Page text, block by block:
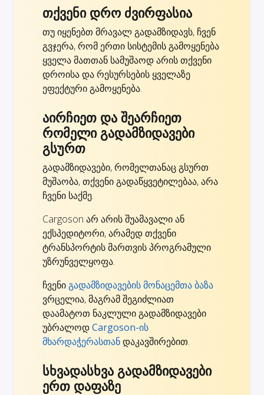
თქვენი დრო ძვირფასია
თუ იყენებთ მრავალ გადამზიდავს, ჩვენ
გვჯერა, რომ ერთი სისტემის გამოყენება
ყველა მათთან სამუშაოდ არის თქვენი
დროისა და რესურსების ყველაზე
ეფექტური გამოყენება.
აირჩიეთ და შეარჩიეთ
რომელი გადამზიდავები
გსურთ
გადამზიდავები, რომელთანაც გსურთ
მუშაობა, თქვენი გადაწყვეტილებაა, არა
ჩვენი საქმე.
Cargoson არ არის შუამავალი ან
ექსპედიტორი, არამედ თქვენი
ტრანსპორტის მართვის პროგრამული
უზრუნველყოფა.
ჩვენიგადამზიდავების მონაცემთა ბაზა
ვრცელია, მაგრამ შეგიძლიათ
დაამატოთ ნაკლული გადამზიდავები
უბრალოდCargoson-ის
მხარდაჭერასთანდაკავშირებით.
სხვადასხვა გადამზიდავები
ერთ დაფაზე